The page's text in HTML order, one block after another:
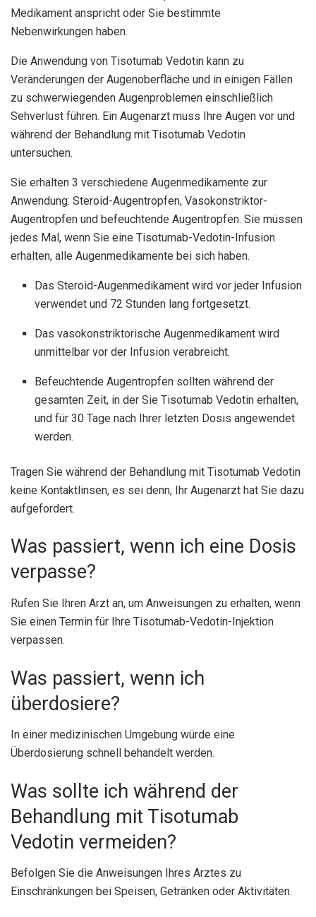
Medikament anspricht oder Sie bestimmte
Nebenwirkungen haben.
Die Anwendung von Tisotumab Vedotin kann zu
Veränderungen der Augenoberfläche und in einigen Fällen
zu schwerwiegenden Augenproblemen einschließlich
Sehverlust führen. Ein Augenarzt muss Ihre Augen vor und
während der Behandlung mit Tisotumab Vedotin
untersuchen.
Sie erhalten 3 verschiedene Augenmedikamente zur
Anwendung: Steroid-Augentropfen, Vasokonstriktor-
Augentropfen und befeuchtende Augentropfen. Sie müssen
jedes Mal, wenn Sie eine Tisotumab-Vedotin-Infusion
erhalten, alle Augenmedikamente bei sich haben.
Das Steroid-Augenmedikament wird vor jeder Infusion
verwendet und 72 Stunden lang fortgesetzt.
Das vasokonstriktorische Augenmedikament wird
unmittelbar vor der Infusion verabreicht.
Befeuchtende Augentropfen sollten während der
gesamten Zeit, in der Sie Tisotumab Vedotin erhalten,
und für 30 Tage nach Ihrer letzten Dosis angewendet
werden.
Tragen Sie während der Behandlung mit Tisotumab Vedotin
keine Kontaktlinsen, es sei denn, Ihr Augenarzt hat Sie dazu
aufgefordert.
Was passiert, wenn ich eine Dosis
verpasse?
Rufen Sie Ihren Arzt an, um Anweisungen zu erhalten, wenn
Sie einen Termin für Ihre Tisotumab-Vedotin-Injektion
verpassen.
Was passiert, wenn ich
überdosiere?
In einer medizinischen Umgebung würde eine
Überdosierung schnell behandelt werden.
Was sollte ich während der
Behandlung mit Tisotumab
Vedotin vermeiden?
Befolgen Sie die Anweisungen Ihres Arztes zu
Einschränkungen bei Speisen, Getränken oder Aktivitäten.